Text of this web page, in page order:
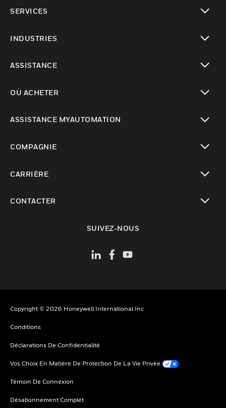
SERVICES
INDUSTRIES
ASSISTANCE
OÙ ACHETER
ASSISTANCE MYAUTOMATION
COMPAGNIE
CARRIÈRE
CONTACTER
SUIVEZ-NOUS
Copyright © 2026 Honeywell International Inc
Conditions
Déclarations De Confidentialité
Vos Choix En Matière De Protection De La Vie Privée
Témoin De Connexion
Désabonnement Complet